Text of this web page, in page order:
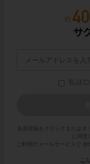
会員登録をクリックまたはタ
に同
ご利用のメールサービスで
こ